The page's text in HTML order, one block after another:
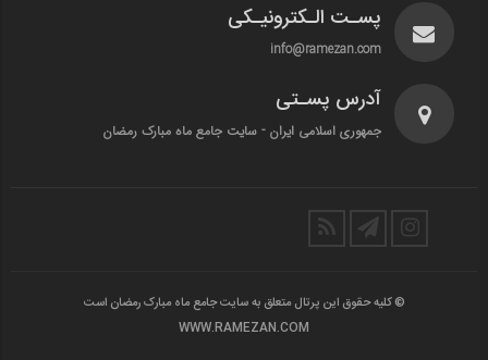
پسـت الـکترونیـکی
info@ramezan.com
آدرس پسـتی
جمهوری اسلامی ایران - سایت جامع ماه مبارک رمضان
© کلیه حقوق این پرتال متعلق به سایت جامع ماه مبارک رمضان است
WWW.RAMEZAN.COM